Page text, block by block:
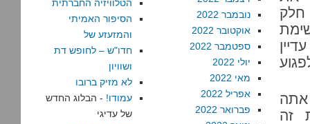
חלק
אתה
זה
נובמבר 2022
אוקטובר 2022
ספטמבר 2022
יולי 2022
מאי 2022
אפריל 2022
פברואר 2022
הטלוויזיה החברתית
הסיפור האמיתי
והמזעזע של
חדו"ש – לחופש דת
ושוויון
לא מזיק ברובו
עמודו! - הבלוג החדש
של עדיגי